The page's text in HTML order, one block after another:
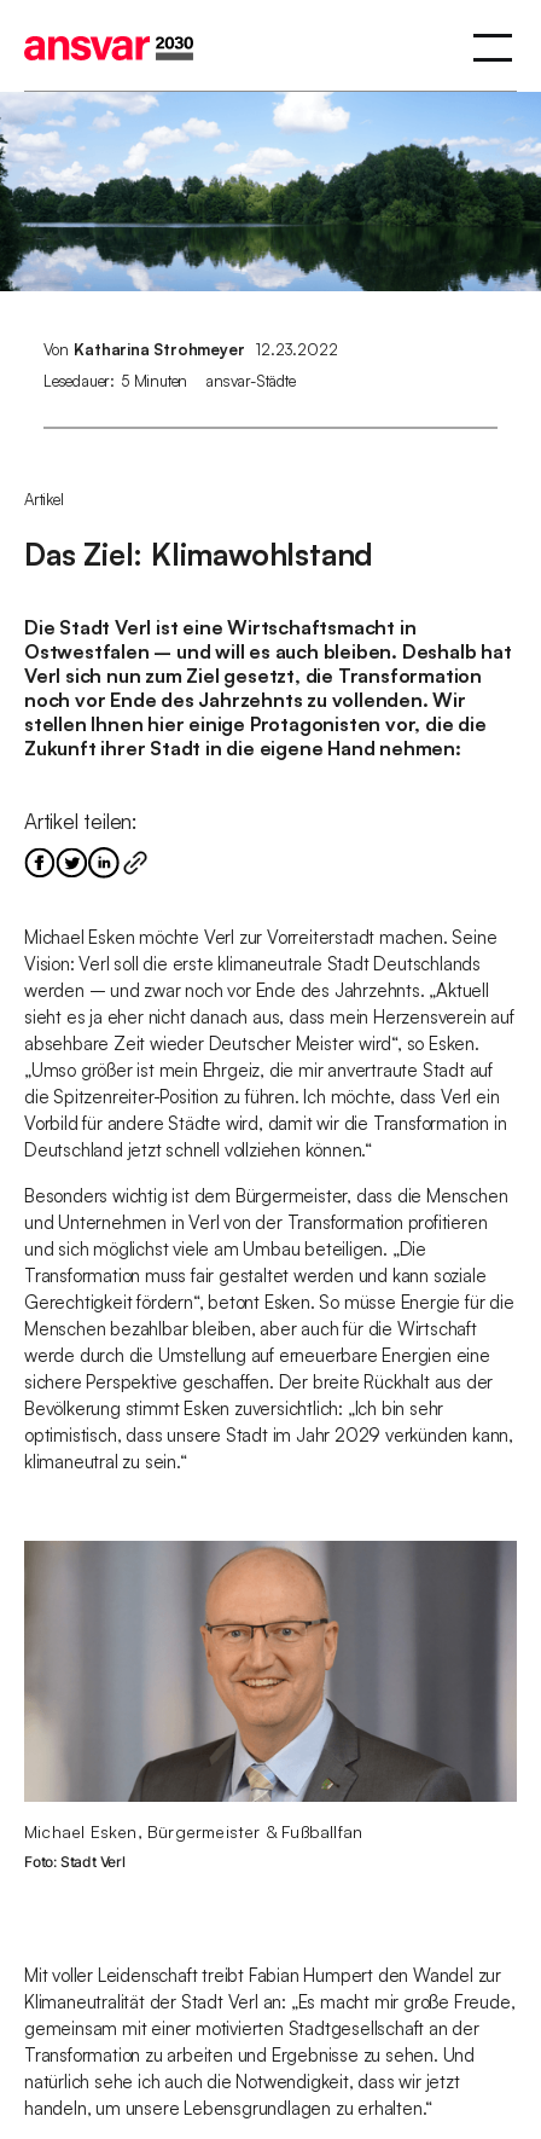
Von Katharina Strohmeyer
12.23.2022
Lesedauer: 5 Minuten ansvar-Städte
Artikel
Das Ziel: Klimawohlstand
Die Stadt Verl ist eine Wirtschaftsmacht in
Ostwestfalen – und will es auch bleiben. Deshalb hat
Verl sich nun zum Ziel gesetzt, die Transformation
noch vor Ende des Jahrzehnts zu vollenden. Wir
stellen Ihnen hier einige Protagonisten vor, die die
Zukunft ihrer Stadt in die eigene Hand nehmen:
Artikel teilen:
Michael Esken möchte Verl zur Vorreiterstadt machen. Seine
Vision: Verl soll die erste klimaneutrale Stadt Deutschlands
werden – und zwar noch vor Ende des Jahrzehnts. „Aktuell
sieht es ja eher nicht danach aus, dass mein Herzensverein auf
absehbare Zeit wieder Deutscher Meister wird“, so Esken.
„Umso größer ist mein Ehrgeiz, die mir anvertraute Stadt auf
die Spitzenreiter-Position zu führen. Ich möchte, dass Verl ein
Vorbild für andere Städte wird, damit wir die Transformation in
Deutschland jetzt schnell vollziehen können.“
Besonders wichtig ist dem Bürgermeister, dass die Menschen
und Unternehmen in Verl von der Transformation profitieren
und sich möglichst viele am Umbau beteiligen. „Die
Transformation muss fair gestaltet werden und kann soziale
Gerechtigkeit fördern“, betont Esken. So müsse Energie für die
Menschen bezahlbar bleiben, aber auch für die Wirtschaft
werde durch die Umstellung auf erneuerbare Energien eine
sichere Perspektive geschaffen. Der breite Rückhalt aus der
Bevölkerung stimmt Esken zuversichtlich: „Ich bin sehr
optimistisch, dass unsere Stadt im Jahr 2029 verkünden kann,
klimaneutral zu sein.“
Michael Esken, Bürgermeister & Fußballfan
Foto: Stadt Verl
Mit voller Leidenschaft treibt Fabian Humpert den Wandel zur
Klimaneutralität der Stadt Verl an: „Es macht mir große Freude,
gemeinsam mit einer motivierten Stadtgesellschaft an der
Transformation zu arbeiten und Ergebnisse zu sehen. Und
natürlich sehe ich auch die Notwendigkeit, dass wir jetzt
handeln, um unsere Lebensgrundlagen zu erhalten.“